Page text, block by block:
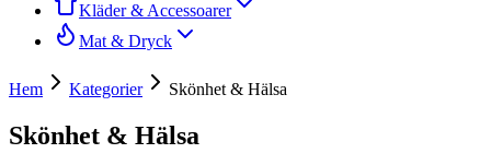
Kläder & Accessoarer
Mat & Dryck
Hem Kategorier Skönhet & Hälsa
Skönhet & Hälsa